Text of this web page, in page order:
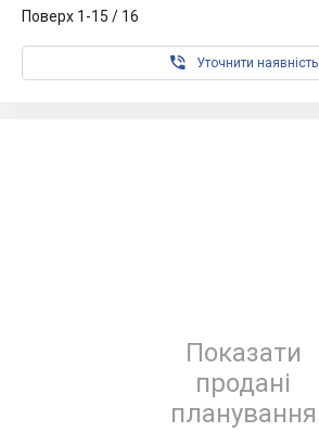
Поверх 1-15 / 16
 Уточнити наявність
Показати
продані
планування